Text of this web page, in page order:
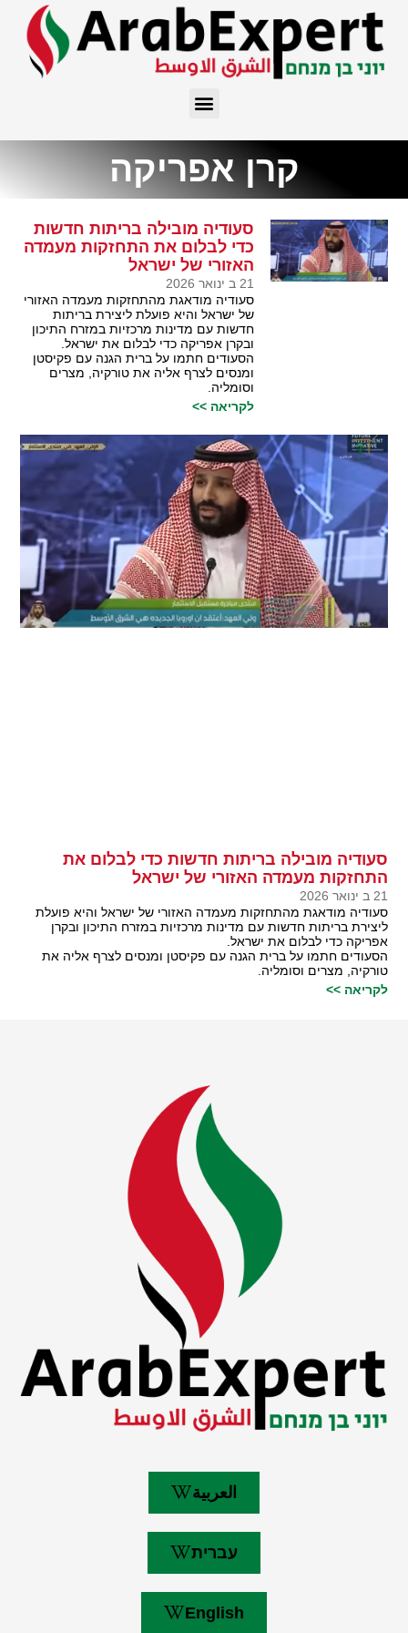
קרן אפריקה
סעודיה מובילה בריתות חדשות
כדי לבלום את התחזקות מעמדה
האזורי של ישראל
21 ב ינואר 2026
סעודיה מודאגת מהתחזקות מעמדה האזורי
של ישראל והיא פועלת ליצירת בריתות
חדשות עם מדינות מרכזיות במזרח התיכון
ובקרן אפריקה כדי לבלום את ישראל.
הסעודים חתמו על ברית הגנה עם פקיסטן
ומנסים לצרף אליה את טורקיה, מצרים
וסומליה.
לקריאה >>
סעודיה מובילה בריתות חדשות כדי לבלום את
התחזקות מעמדה האזורי של ישראל
21 ב ינואר 2026
סעודיה מודאגת מהתחזקות מעמדה האזורי של ישראל והיא פועלת
ליצירת בריתות חדשות עם מדינות מרכזיות במזרח התיכון ובקרן
אפריקה כדי לבלום את ישראל.
הסעודים חתמו על ברית הגנה עם פקיסטן ומנסים לצרף אליה את
טורקיה, מצרים וסומליה.
לקריאה >>
العربية
עברית
English